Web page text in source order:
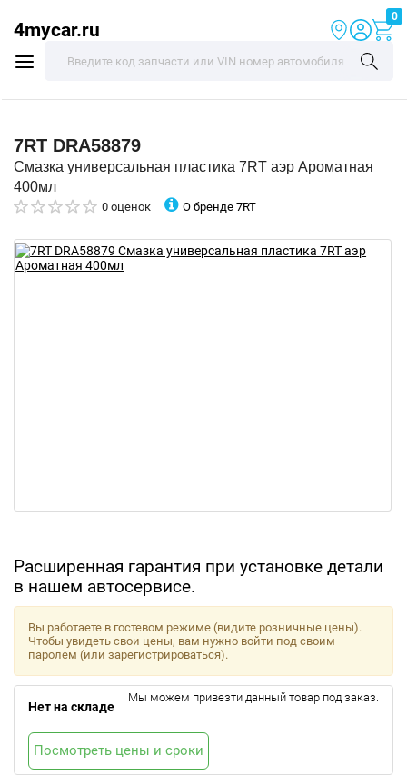
4mycar.ru
0
7RT DRA58879
Смазка универсальная пластика 7RT аэр Ароматная
400мл
0 оценок О бренде 7RT
Расширенная гарантия при установке детали
в нашем автосервисе.
Вы работаете в гостевом режиме (видите розничные цены).
Чтобы увидеть свои цены, вам нужно войти под своим
паролем (или зарегистрироваться).
Нет на складе
Мы можем привезти данный товар под заказ.
Посмотреть цены и сроки